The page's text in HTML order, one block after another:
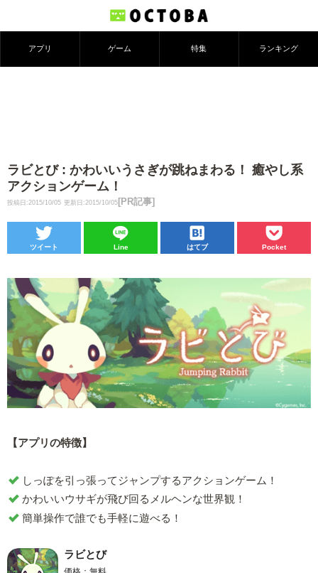
アプリ ゲーム 特集 ランキング
ラビとび : かわいいうさぎが跳ねまわる！ 癒やし系
アクションゲーム！
投稿日:2015/10/05 更新日:2015/10/05 [PR記事]
ツイート Line はてブ Pocket
【アプリの特徴】
しっぽを引っ張ってジャンプするアクションゲーム！
かわいいウサギが飛び回るメルヘンな世界観！
簡単操作で誰でも手軽に遊べる！
ラビとび